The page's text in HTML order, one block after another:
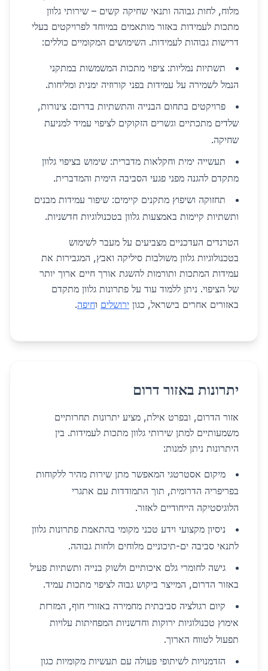
מלוח, לחות גבוהה ותנאי שחיקה קשים – שירותי גלוון
מתכות לעמידות באזור מותאמים במיוחד לפרויקטים בעלי
דרישות גבוהות לעמידות. השימושים המקומיים כוללים:
תשתיות נמליות: ציפוי מתכות המשמשות במתקני
הנמל לשמירה על עמידות בפני קורוזיה ימנית ומליחות.
פרויקטים בתחום הבנייה והתשתיות בדרום: צינורות,
שלדים מתכתיים וגשרים הזקוקים לציפוי עמיד למניעת
שחיקה.
תעשייה ימית וחקלאות מדברית: שימוש בציפוי גלוון
מתקדם להגנה מפני פגעי הסביבה הימית והמדברית.
תחזוקה ושיפוץ מתקנים קיימים: שיפור עמידות מבנים
ותשתיות קיימות באמצעות גלוון בטכנולוגיות חדשניות.
הטרנדים העדכניים מצביעים על מעבר לשימוש
בטכנולוגיות גלוון משולבות סיליקה ואבץ, המגבירות את
עמידות המתכות ותורמות להשגת אורך חיים ארוך יותר
של הציפוי. ניתן ללמוד עוד על פתרונות גלוון מתקדם
באזורים אחרים בישראל, כגון ירושלים וחיפה.
יתרונות באזור דרום
אזור הדרום, ובפרט אילת, מציע יתרונות תחרותיים
משמעותיים למתן שירותי גלוון מתכות לעמידות. בין
היתרונות ניתן למנות:
מיקום אסטרטגי המאפשר מתן שירות מהיר ללקוחות
בפריפריה הדרומית, תוך התמודדות עם אתגרי
הלוגיסטיקה הייחודיים לאזור.
ניסיון מקצועי וידע טכני מקומי בהתאמת פתרונות גלוון
לתנאי סביבה ים-תיכוניים מלוחים ולחות גבוהה.
גישה לחומרי גלם איכותיים ולשוק בנייה ותשתיות פעיל
באזור הדרום, המייצר ביקוש גבוה לציפוי מתכות עמיד.
קיום רגולציה סביבתית מחמירה באזורי חוף, המזרזת
אימוץ טכנולוגיות ירוקות וחדשניות המפחיתות עלויות
תפעול לטווח הארוך.
הזדמנויות לשיתופי פעולה עם תעשיות מקומיות כגון